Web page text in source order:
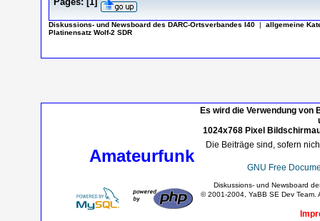
Diskussions- und Newsboard des DARC-Ortsverbandes I40 |
allgemeine
Platinensatz Wolf-2 SDR
Es wird die Verwendung
1024x768 Pixel
Amateurfunk
Die Beiträge sind, sofern
GNU Free
Diskussions- und Newsboard
© 2001-2004, YaBB SE Dev Team.